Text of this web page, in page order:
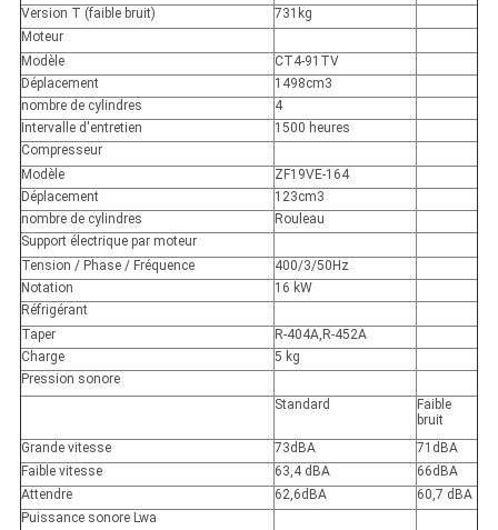
Version T (faible bruit)
731kg
Moteur
Modèle
CT4-91TV
Déplacement
1498cm3
nombre de cylindres
4
Intervalle d'entretien
1500 heures
Compresseur
Modèle
ZF19VE-164
Déplacement
123cm3
nombre de cylindres
Rouleau
Support électrique par moteur
Tension / Phase / Fréquence
400/3/50Hz
Notation
16 kW
Réfrigérant
Taper
R-404A,R-452A
Charge
5 kg
Pression sonore
Standard
Faible
bruit
Grande vitesse
73dBA
71dBA
Faible vitesse
63,4 dBA
66dBA
Attendre
62,6dBA
60,7 dBA
Puissance sonore Lwa